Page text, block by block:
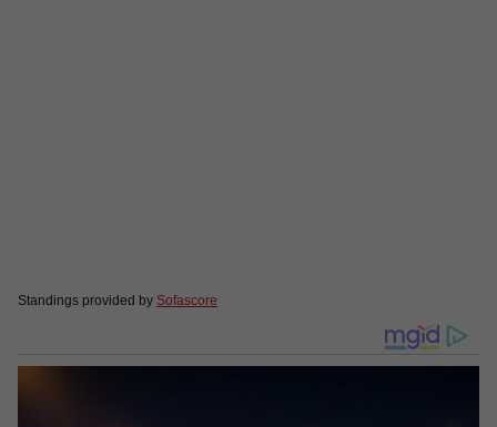
Standings provided by Sofascore